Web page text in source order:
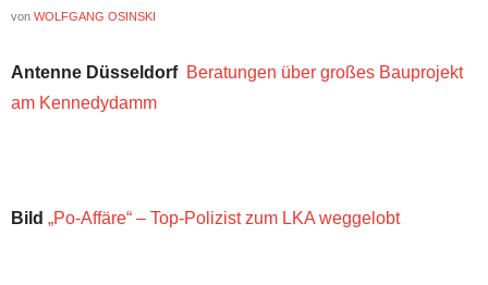
von WOLFGANG OSINSKI
Antenne Düsseldorf Beratungen über großes Bauprojekt
am Kennedydamm
Bild „Po-Affäre“ – Top-Polizist zum LKA weggelobt